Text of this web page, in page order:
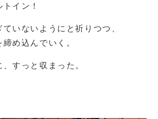
イン！
いないようにと祈りつつ、
め込んでいく。
すっと収まった。